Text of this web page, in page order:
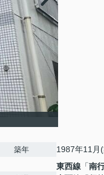
築年 1987年11月
東西線 「南